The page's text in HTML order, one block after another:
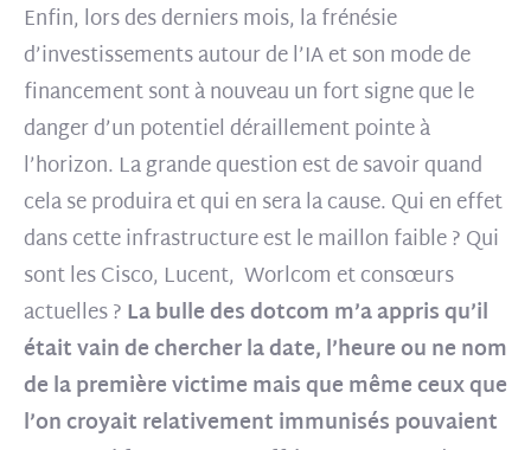
Enfin, lors des derniers mois, la frénésie
d’investissements autour de l’IA et son mode de
financement sont à nouveau un fort signe que le
danger d’un potentiel déraillement pointe à
l’horizon. La grande question est de savoir quand
cela se produira et qui en sera la cause. Qui en effet
dans cette infrastructure est le maillon faible ? Qui
sont les Cisco, Lucent, Worlcom et consœurs
actuelles ?La bulle des dotcom m’a appris qu’il
était vain de chercher la date, l’heure ou ne nom
de la première victimemais que même ceux que
l’on croyait relativement immunisés pouvaient